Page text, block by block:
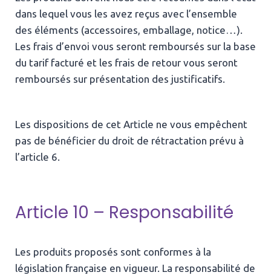
dans lequel vous les avez reçus avec l’ensemble
des éléments (accessoires, emballage, notice…).
Les frais d’envoi vous seront remboursés sur la base
du tarif facturé et les frais de retour vous seront
remboursés sur présentation des justificatifs.
Les dispositions de cet Article ne vous empêchent
pas de bénéficier du droit de rétractation prévu à
l’article 6.
Article 10 – Responsabilité
Les produits proposés sont conformes à la
législation française en vigueur. La responsabilité de